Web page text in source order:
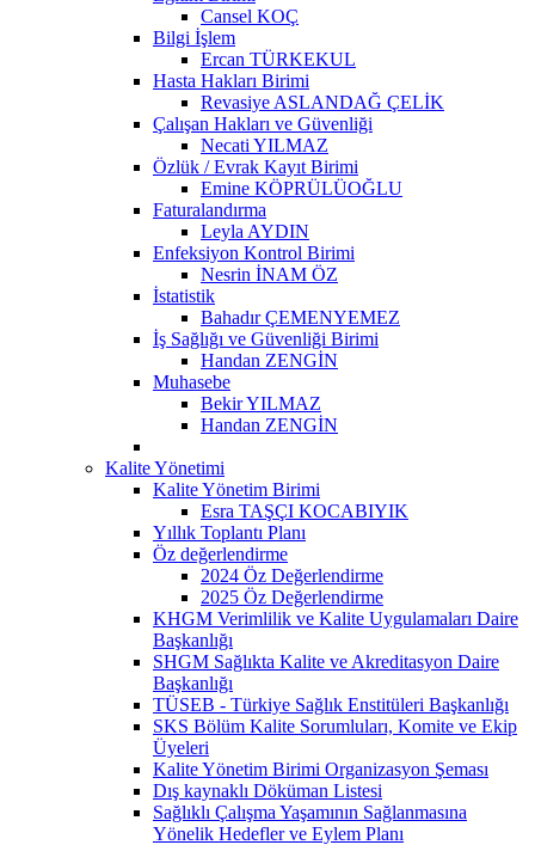
Cansel KOÇ
Bilgi İşlem
Ercan TÜRKEKUL
Hasta Hakları Birimi
Revasiye ASLANDAĞ ÇELİK
Çalışan Hakları ve Güvenliği
Necati YILMAZ
Özlük / Evrak Kayıt Birimi
Emine KÖPRÜLÜOĞLU
Faturalandırma
Leyla AYDIN
Enfeksiyon Kontrol Birimi
Nesrin İNAM ÖZ
İstatistik
Bahadır ÇEMENYEMEZ
İş Sağlığı ve Güvenliği Birimi
Handan ZENGİN
Muhasebe
Bekir YILMAZ
Handan ZENGİN
Kalite Yönetimi
Kalite Yönetim Birimi
Esra TAŞÇI KOCABIYIK
Yıllık Toplantı Planı
Öz değerlendirme
2024 Öz Değerlendirme
2025 Öz Değerlendirme
KHGM Verimlilik ve Kalite Uygulamaları Daire
Başkanlığı
SHGM Sağlıkta Kalite ve Akreditasyon Daire
Başkanlığı
TÜSEB - Türkiye Sağlık Enstitüleri Başkanlığı
SKS Bölüm Kalite Sorumluları, Komite ve Ekip
Üyeleri
Kalite Yönetim Birimi Organizasyon Şeması
Dış kaynaklı Döküman Listesi
Sağlıklı Çalışma Yaşamının Sağlanmasına
Yönelik Hedefler ve Eylem Planı